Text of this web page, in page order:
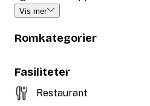
Vis mer
Romkategorier
Fasiliteter
Restaurant